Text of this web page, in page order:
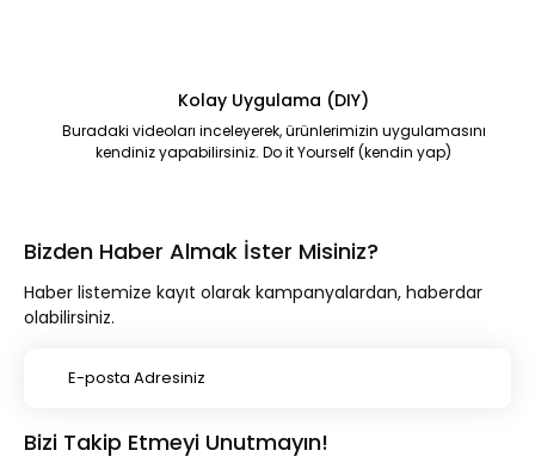
Kolay Uygulama (DIY)
Buradaki videoları inceleyerek, ürünlerimizin uygulamasını
kendiniz yapabilirsiniz. Do it Yourself (kendin yap)
Bizden Haber Almak İster Misiniz?
Haber listemize kayıt olarak kampanyalardan, haberdar
olabilirsiniz.
Bizi Takip Etmeyi Unutmayın!